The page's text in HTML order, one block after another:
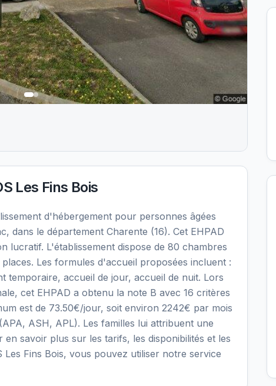
Les Fins Bois
d'hébergement pour personnes âgées
dans le département Charente (16). Cet EHPAD
lucratif. L'établissement dispose de 80 chambres
Les formules d'accueil proposées incluent :
temporaire, accueil de jour, accueil de nuit. Lors
cet EHPAD a obtenu la note B avec 16 critères
est de 73.50€/jour, soit environ 2242€ par mois
ASH, APL). Les familles lui attribuent une
savoir plus sur les tarifs, les disponibilités et les
Les Fins Bois, vous pouvez utiliser notre service